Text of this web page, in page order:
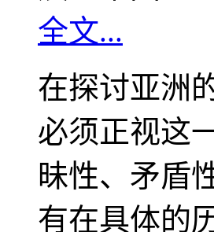
全文...
在探讨亚洲
必须正视这
昧性、矛盾
有在具体的